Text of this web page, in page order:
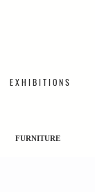
​E X H I B I T I O N S
FURNITURE